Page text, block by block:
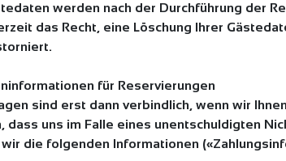
werden nach der Durchführung der
das Recht, eine Löschung Ihrer
für Reservierungen
sind erst dann verbindlich, wenn wir
dass uns im Falle eines unentschuldigten
die folgenden Informationen